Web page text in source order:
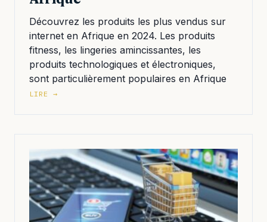
Découvrez les produits les plus vendus sur
internet en Afrique en 2024. Les produits
fitness, les lingeries amincissantes, les
produits technologiques et électroniques,
sont particulièrement populaires en Afrique
LIRE →